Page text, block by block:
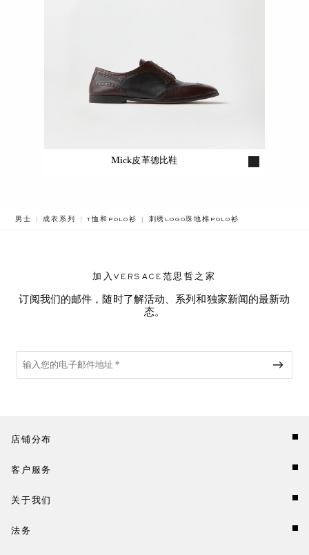
Mick皮革德比鞋
男士 成衣系列 T恤和POLO衫 BREADCRUMB.ADA.LABEL.CURRENT
刺绣LOGO珠地棉POLO衫
加入VERSACE范思哲之家
订阅我们的邮件，随时了解活动、系列和独家新闻的最新动
态。
店铺分布
客户服务
关于我们
法务